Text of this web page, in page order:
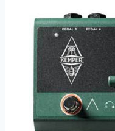
USB
a
re-